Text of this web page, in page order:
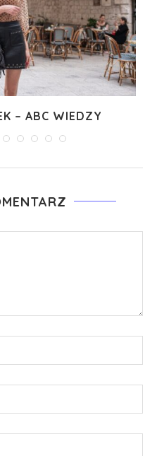
– ABC WIEDZY